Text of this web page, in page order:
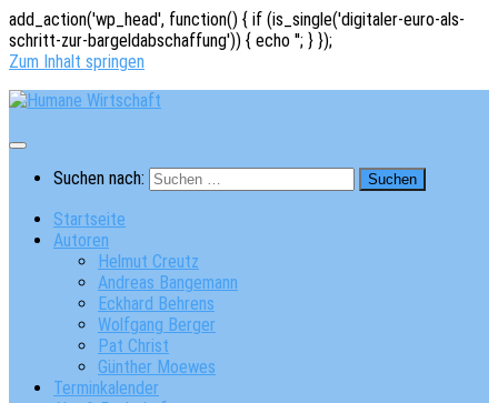
add_action('wp_head', function() { if (is_single('digitaler-euro-als-
schritt-zur-bargeldabschaffung')) { echo ''; } });
Zum Inhalt springen
Suchen nach:
Startseite
Autoren
Helmut Creutz
Andreas Bangemann
Eckhard Behrens
Wolfgang Berger
Pat Christ
Günther Moewes
Terminkalender